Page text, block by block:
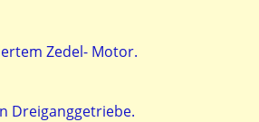
Zedel- Motor.
Dreiganggetriebe.